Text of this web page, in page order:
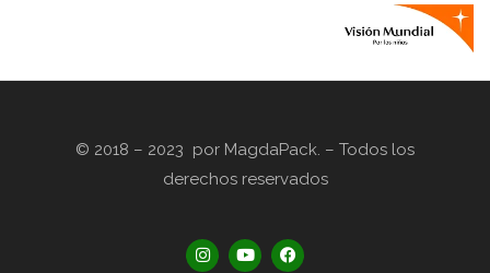
© 2018 – 2023 por MagdaPack. – Todos los
derechos reservados
I
n
Y
o
F
a